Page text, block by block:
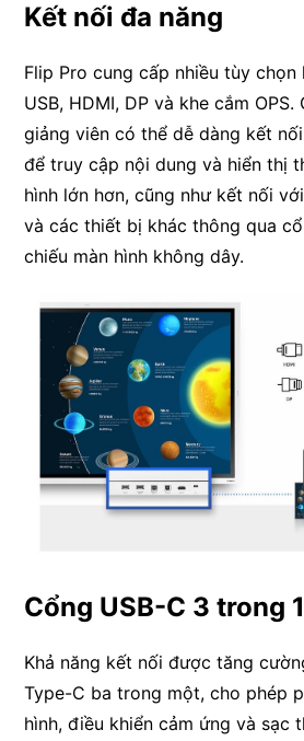
Kết nối đa năng
Flip Pro cung cấp nhiều tùy
USB, HDMI, DP và khe cắm
giảng viên có thể dễ dàng kết
để truy cập nội dung và hiển thị
hình lớn hơn, cũng như kết nối
và các thiết bị khác thông qua
chiếu màn hình không dây.
Cổng USB-C 3 trong 1
Khả năng kết nối được tăng
Type-C ba trong một, cho phép
hình, điều khiển cảm ứng và sạc